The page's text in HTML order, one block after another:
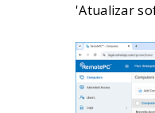
'Atualizar